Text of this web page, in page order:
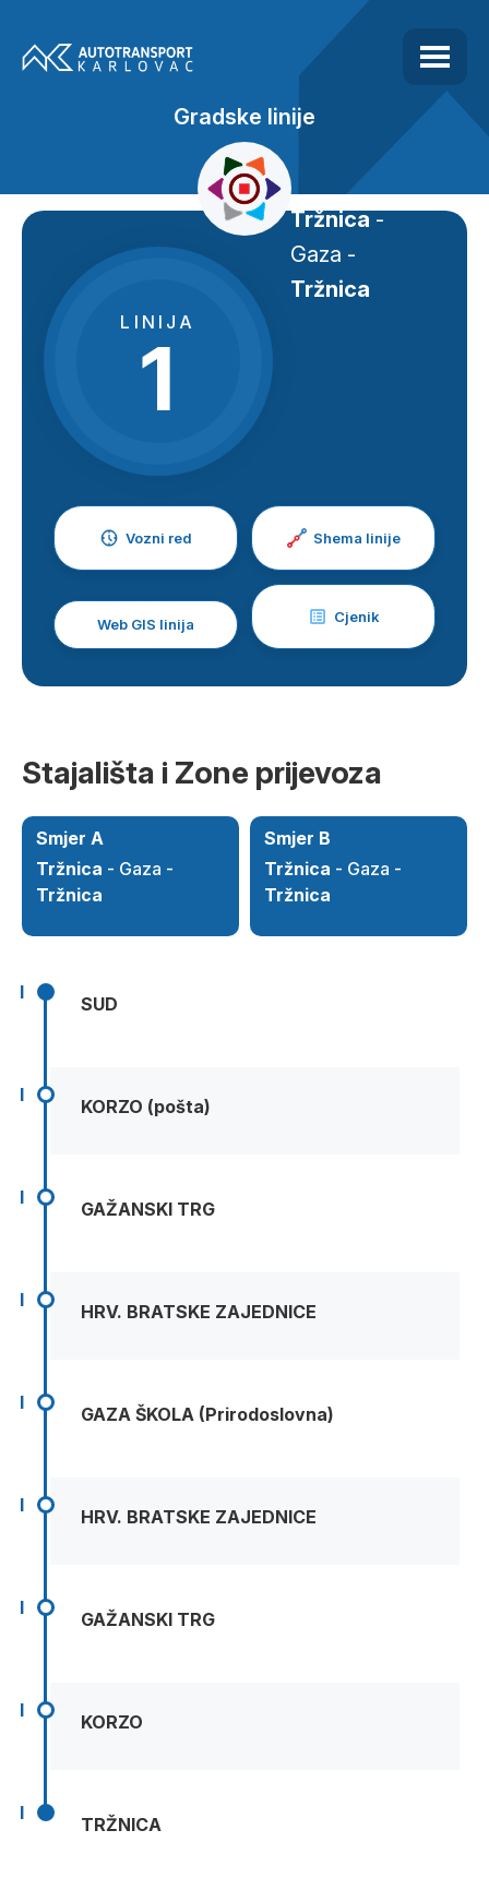
Gradske linije
LINIJA
1
Tržnica-
Gaza -
Tržnica
Vozni red Shema linije
Web GIS linija Cjenik
Stajališta i Zone prijevoza
Smjer A
Tržnica - Gaza -
Tržnica
Smjer B
Tržnica - Gaza -
Tržnica
I
SUD
I
KORZO (pošta)
I
GAŽANSKI TRG
I
HRV. BRATSKE ZAJEDNICE
I
GAZA ŠKOLA (Prirodoslovna)
I
HRV. BRATSKE ZAJEDNICE
I
GAŽANSKI TRG
I
KORZO
I
TRŽNICA